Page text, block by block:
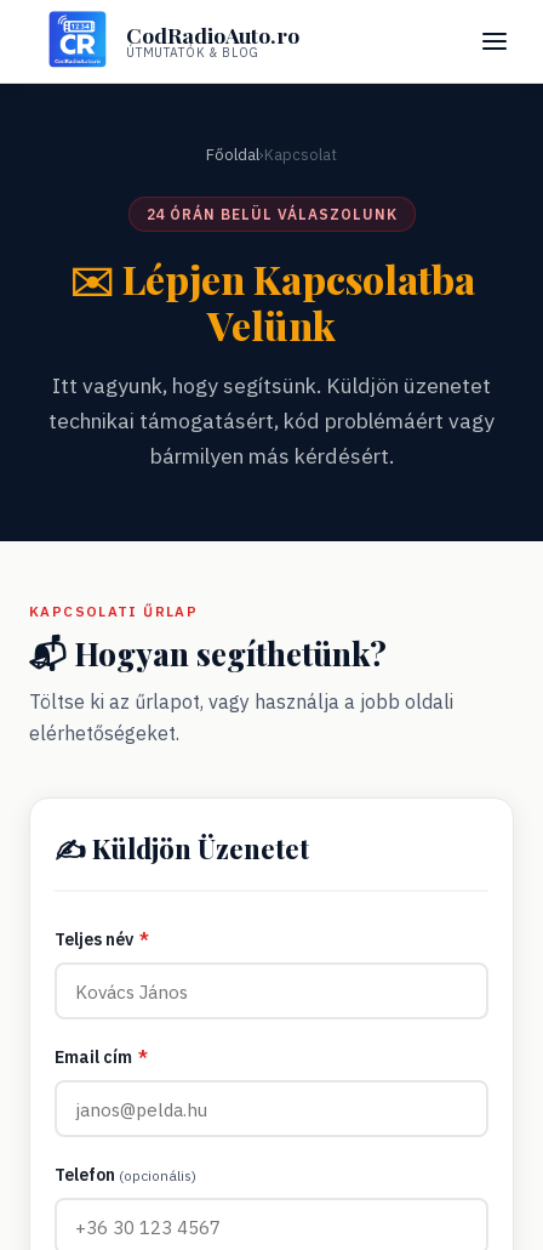
CodRadioAuto.ro
ÚTMUTATÓK & BLOG
Főoldal›Kapcsolat
24 ÓRÁN BELÜL VÁLASZOLUNK
✉️Lépjen Kapcsolatba
Velünk
Itt vagyunk, hogy segítsünk. Küldjön üzenetet
technikai támogatásért, kód problémáért vagy
bármilyen más kérdésért.
KAPCSOLATI ŰRLAP
📬 Hogyan segíthetünk?
Töltse ki az űrlapot, vagy használja a jobb oldali
elérhetőségeket.
✍️ Küldjön Üzenetet
Teljes név *
Email cím *
Telefon (opcionális)